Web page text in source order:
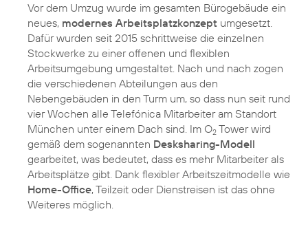
Vor dem Umzug wurde im gesamten Bürogebäude ein
neues, modernes Arbeitsplatzkonzept umgesetzt.
Dafür wurden seit 2015 schrittweise die einzelnen
Stockwerke zu einer offenen und flexiblen
Arbeitsumgebung umgestaltet. Nach und nach zogen
die verschiedenen Abteilungen aus den
Nebengebäuden in den Turm um, so dass nun seit rund
vier Wochen alle Telefónica Mitarbeiter am Standort
München unter einem Dach sind. Im O2 Tower wird
gemäß dem sogenannten Desksharing-Modell
gearbeitet, was bedeutet, dass es mehr Mitarbeiter als
Arbeitsplätze gibt. Dank flexibler Arbeitszeitmodelle wie
Home-Office, Teilzeit oder Dienstreisen ist das ohne
Weiteres möglich.